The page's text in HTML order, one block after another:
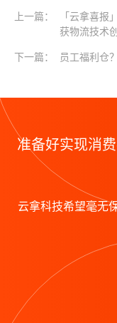
上一篇：
「云拿喜
获物流技术
下一篇：
员工福利仓
准备好实现消
云拿科技希望毫无